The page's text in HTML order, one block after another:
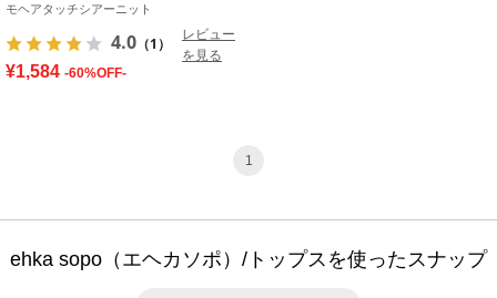
モヘアタッチシアーニット
4.0 （1）
レビュー
を見る
¥1,584 -60%OFF-
1
ehka sopo（エヘカソポ）/トップスを使ったスナップ